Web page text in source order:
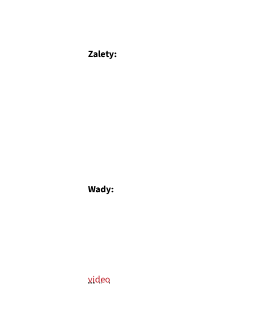
Zalety:
Wady:
video